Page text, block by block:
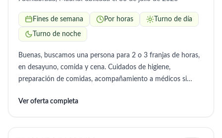
Fines de semana Por horas Turno de día
Turno de noche
Buenas, buscamos una persona para 2 o 3 franjas de horas,
en desayuno, comida y cena. Cuidados de higiene,
preparación de comidas, acompañamiento a médicos si
necesarias.
Ver oferta completa